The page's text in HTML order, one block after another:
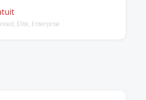
Elite, Enterprise